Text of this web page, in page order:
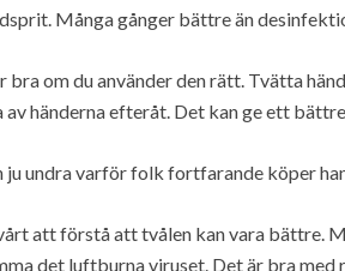
Många gånger bättre än
bra om du använder den rätt. Tvätta
av händerna efteråt. Det kan ge ett
ju undra varför folk fortfarande köper
att förstå att tvålen kan vara bättre.
det luftburna viruset. Det är bra med